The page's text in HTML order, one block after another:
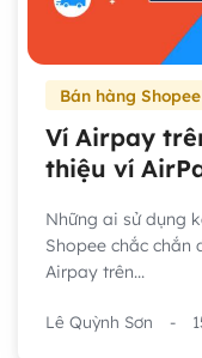
Bán hàng Shopee
Ví Airpay
thiệu ví
Những ai sử dụng
Shopee chắc chắn
Airpay trên...
Lê Quỳnh Sơn -